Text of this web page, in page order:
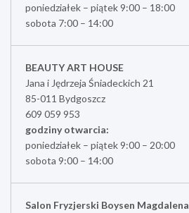
poniedziałek – piątek 9:00 – 18:00
sobota 7:00 – 14:00
BEAUTY ART HOUSE
Jana i Jędrzeja Śniadeckich 21
85-011 Bydgoszcz
609 059 953
godziny otwarcia:
poniedziałek – piątek 9:00 – 20:00
sobota 9:00 – 14:00
Salon Fryzjerski Boysen Magdalena